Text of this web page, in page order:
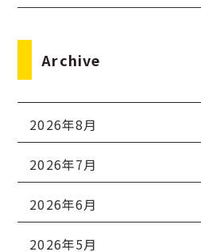
Archive
2026年8月
2026年7月
2026年6月
2026年5月